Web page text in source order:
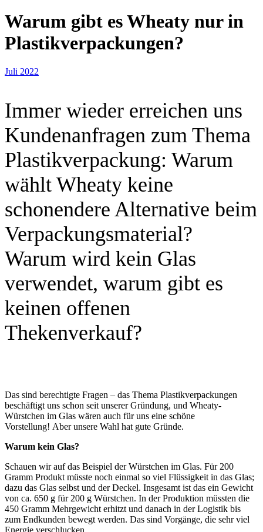
Warum gibt es Wheaty nur in
Plastikverpackungen?
Juli 2022
Immer wieder erreichen uns
Kundenanfragen zum Thema
Plastikverpackung: Warum
wählt Wheaty keine
schonendere Alternative beim
Verpackungsmaterial?
Warum wird kein Glas
verwendet, warum gibt es
keinen offenen
Thekenverkauf?
Das sind berechtigte Fragen – das Thema Plastikverpackungen
beschäftigt uns schon seit unserer Gründung, und Wheaty-
Würstchen im Glas wären auch für uns eine schöne
Vorstellung! Aber unsere Wahl hat gute Gründe.
Warum kein Glas?
Schauen wir auf das Beispiel der Würstchen im Glas. Für 200
Gramm Produkt müsste noch einmal so viel Flüssigkeit in das Glas;
dazu das Glas selbst und der Deckel. Insgesamt ist das ein Gewicht
von ca. 650 g für 200 g Würstchen. In der Produktion müssten die
450 Gramm Mehrgewicht erhitzt und danach in der Logistik bis
zum Endkunden bewegt werden. Das sind Vorgänge, die sehr viel